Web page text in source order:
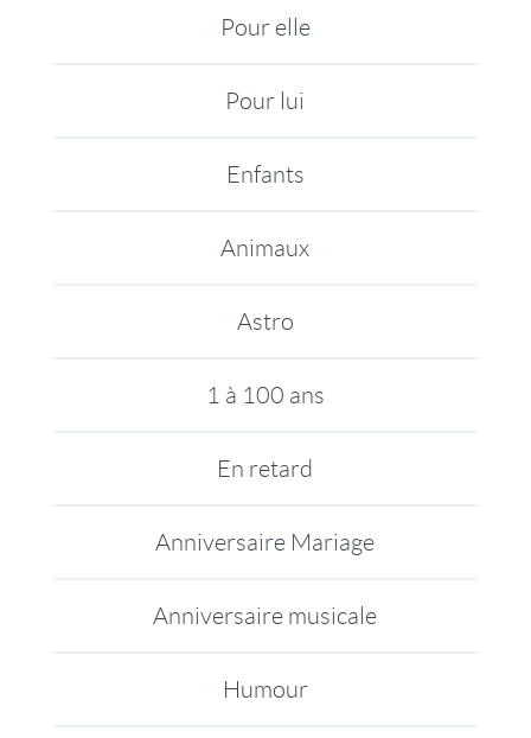
Pour elle
Pour lui
Enfants
Animaux
Astro
1 à 100 ans
En retard
Anniversaire Mariage
Anniversaire musicale
Humour